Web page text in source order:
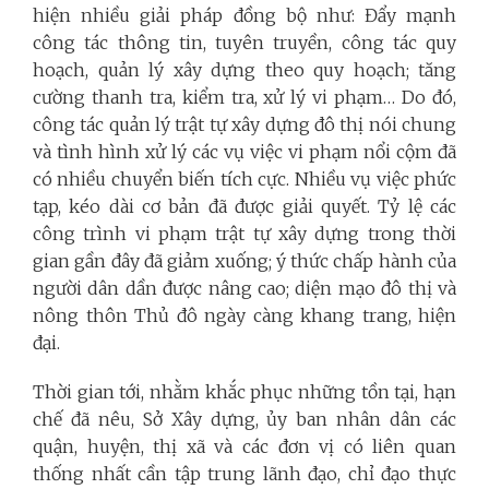
hiện nhiều giải pháp đồng bộ như: Đẩy mạnh
công tác thông tin, tuyên truyền, công tác quy
hoạch, quản lý xây dựng theo quy hoạch; tăng
cường thanh tra, kiểm tra, xử lý vi phạm… Do đó,
công tác quản lý trật tự xây dựng đô thị nói chung
và tình hình xử lý các vụ việc vi phạm nổi cộm đã
có nhiều chuyển biến tích cực. Nhiều vụ việc phức
tạp, kéo dài cơ bản đã được giải quyết. Tỷ lệ các
công trình vi phạm trật tự xây dựng trong thời
gian gần đây đã giảm xuống; ý thức chấp hành của
người dân dần được nâng cao; diện mạo đô thị và
nông thôn Thủ đô ngày càng khang trang, hiện
đại.
Thời gian tới, nhằm khắc phục những tồn tại, hạn
chế đã nêu, Sở Xây dựng, ủy ban nhân dân các
quận, huyện, thị xã và các đơn vị có liên quan
thống nhất cần tập trung lãnh đạo, chỉ đạo thực